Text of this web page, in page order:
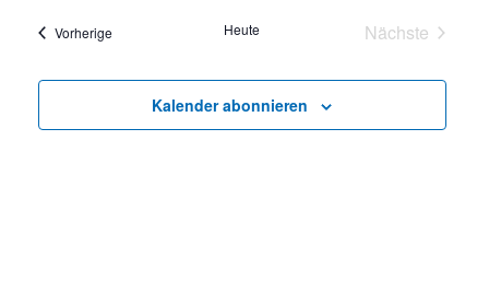
VorherigeVeranstaltungen Heute
Nächste
Kalender abonnieren